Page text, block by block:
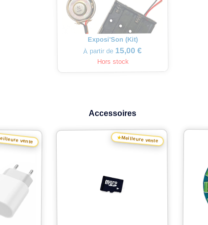
Exposi'Son (Kit)
À partir de 15,00 €
Hors stock
Accessoires
vente ★Meilleure vente